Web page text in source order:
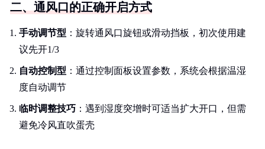
二、通风口的正确开启方式
手动调节型 ：旋转通风口旋钮或滑动挡板，初次使用建
议先开1/3
自动控制型 ：通过控制面板设置参数，系统会根据温湿
度自动调节
临时调整技巧 ：遇到湿度突增时可适当扩大开口，但需
避免冷风直吹蛋壳